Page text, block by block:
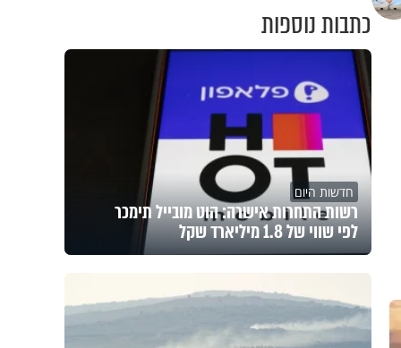
כתבות נוספות
חדשות היום
רשות התחרות אישרה: הוט מובייל תימכר
לפי שווי של 1.8 מיליארד שקל